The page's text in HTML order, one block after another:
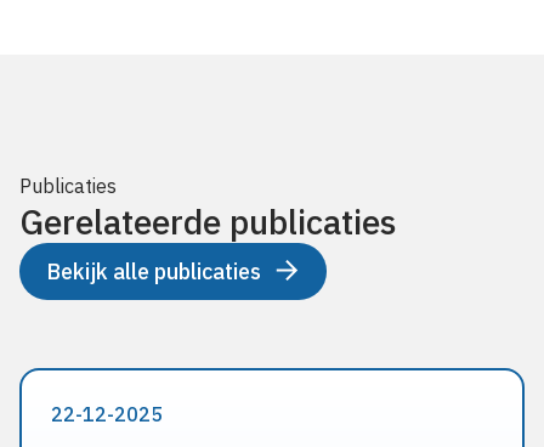
Publicaties
Gerelateerde publicaties
Bekijk alle publicaties
22-12-2025